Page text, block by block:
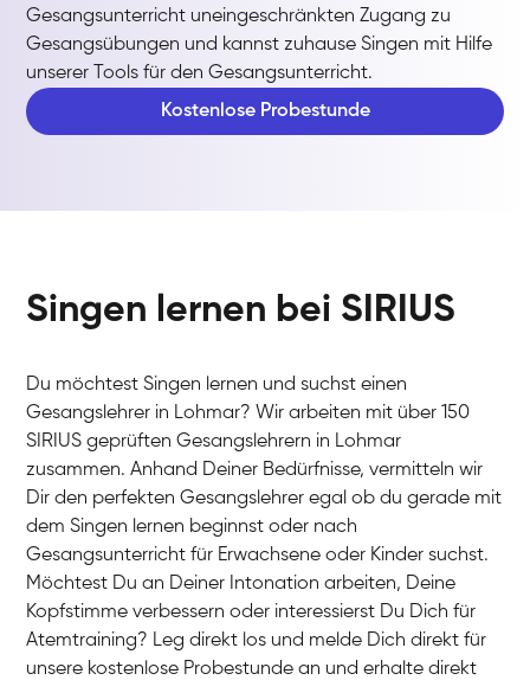
Gesangsunterricht uneingeschränkten Zugang zu
Gesangsübungen und kannst zuhause Singen mit Hilfe
unserer Tools für den Gesangsunterricht.
Kostenlose Probestunde
Singen lernen bei SIRIUS
Du möchtest Singen lernen und suchst einen
Gesangslehrer in Lohmar? Wir arbeiten mit über 150
SIRIUS geprüften Gesangslehrern in Lohmar
zusammen. Anhand Deiner Bedürfnisse, vermitteln wir
Dir den perfekten Gesangslehrer egal ob du gerade mit
dem Singen lernen beginnst oder nach
Gesangsunterricht für Erwachsene oder Kinder suchst.
Möchtest Du an Deiner Intonation arbeiten, Deine
Kopfstimme verbessern oder interessierst Du Dich für
Atemtraining? Leg direkt los und melde Dich direkt für
unsere kostenlose Probestunde an und erhalte direkt